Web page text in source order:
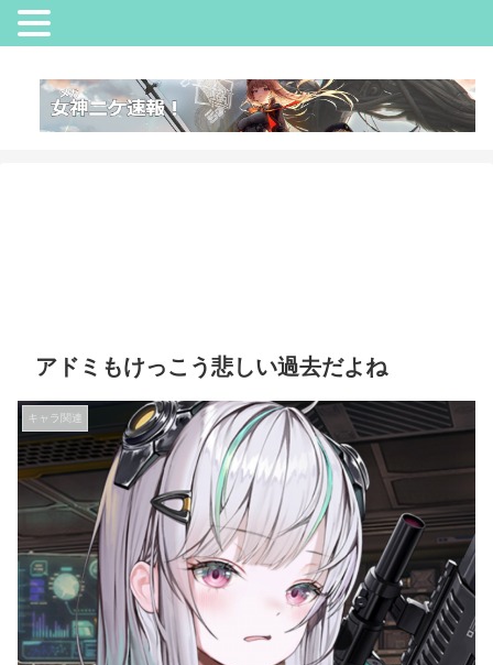
アドミもけっこう悲しい過去だよね
キャラ関連